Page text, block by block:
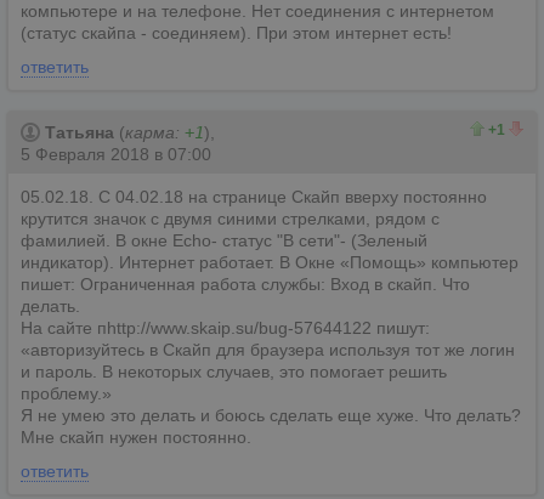
компьютере и на телефоне. Нет соединения с интернетом
(статус скайпа - соединяем). При этом интернет есть!
ответить
+1
Татьяна (карма: +1),
5 Февраля 2018 в 07:00
05.02.18. С 04.02.18 на странице Скайп вверху постоянно
крутится значок с двумя синими стрелками, рядом с
фамилией. В окне Echo- статус "В сети"- (Зеленый
индикатор). Интернет работает. В Окне «Помощь» компьютер
пишет: Ограниченная работа службы: Вход в скайп. Что
делать.
На сайте пhttp://www.skaip.su/bug-57644122 пишут:
«авторизуйтесь в Скайп для браузера используя тот же логин
и пароль. В некоторых случаев, это помогает решить
проблему.»
Я не умею это делать и боюсь сделать еще хуже. Что делать?
Мне скайп нужен постоянно.
ответить